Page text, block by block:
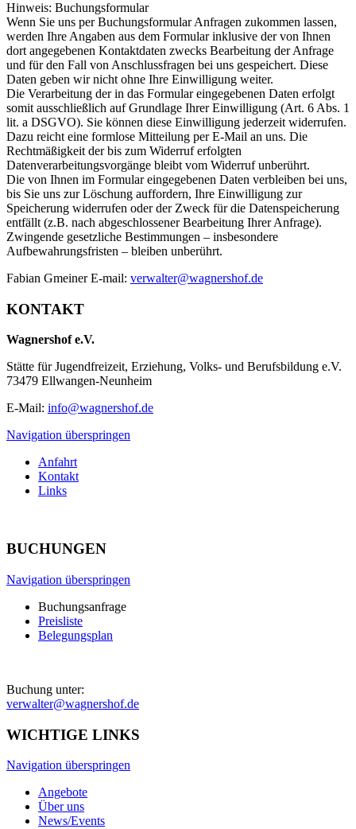
Hinweis: Buchungsformular
Wenn Sie uns per Buchungsformular Anfragen zukommen lassen,
werden Ihre Angaben aus dem Formular inklusive der von Ihnen
dort angegebenen Kontaktdaten zwecks Bearbeitung der Anfrage
und für den Fall von Anschlussfragen bei uns gespeichert. Diese
Daten geben wir nicht ohne Ihre Einwilligung weiter.
Die Verarbeitung der in das Formular eingegebenen Daten erfolgt
somit ausschließlich auf Grundlage Ihrer Einwilligung (Art. 6 Abs. 1
lit. a DSGVO). Sie können diese Einwilligung jederzeit widerrufen.
Dazu reicht eine formlose Mitteilung per E-Mail an uns. Die
Rechtmäßigkeit der bis zum Widerruf erfolgten
Datenverarbeitungsvorgänge bleibt vom Widerruf unberührt.
Die von Ihnen im Formular eingegebenen Daten verbleiben bei uns,
bis Sie uns zur Löschung auffordern, Ihre Einwilligung zur
Speicherung widerrufen oder der Zweck für die Datenspeicherung
entfällt (z.B. nach abgeschlossener Bearbeitung Ihrer Anfrage).
Zwingende gesetzliche Bestimmungen – insbesondere
Aufbewahrungsfristen – bleiben unberührt.
Fabian Gmeiner E-mail: verwalter@wagnershof.de
KONTAKT
Wagnershof e.V.
Stätte für Jugendfreizeit, Erziehung, Volks- und Berufsbildung e.V.
73479 Ellwangen-Neunheim
E-Mail: info@wagnershof.de
Navigation überspringen
Anfahrt
Kontakt
Links
BUCHUNGEN
Navigation überspringen
Buchungsanfrage
Preisliste
Belegungsplan
Buchung unter:
verwalter@wagnershof.de
WICHTIGE LINKS
Navigation überspringen
Angebote
Über uns
News/Events